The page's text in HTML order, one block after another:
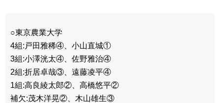
○東京農業大学
4組:戸田雅稀④、小山直城①
3組:小澤洸太④、佐野雅治④
2組:折居卓哉③、遠藤凌平④
1組:高良綾太郎②、高橋悠平②
補欠:茂木洋晃②、木山雄生③